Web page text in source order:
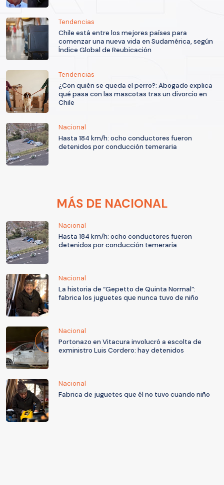
Tendencias
Chile está entre los mejores países para
comenzar una nueva vida en Sudamérica, según
Índice Global de Reubicación
Tendencias
¿Con quién se queda el perro?: Abogado explica
qué pasa con las mascotas tras un divorcio en
Chile
Nacional
Hasta 184 km/h: ocho conductores fueron
detenidos por conducción temeraria
MÁS DE NACIONAL
Nacional
Hasta 184 km/h: ocho conductores fueron
detenidos por conducción temeraria
Nacional
La historia de “Gepetto de Quinta Normal”:
fabrica los juguetes que nunca tuvo de niño
Nacional
Portonazo en Vitacura involucró a escolta de
exministro Luis Cordero: hay detenidos
Nacional
Fabrica de juguetes que él no tuvo cuando niño